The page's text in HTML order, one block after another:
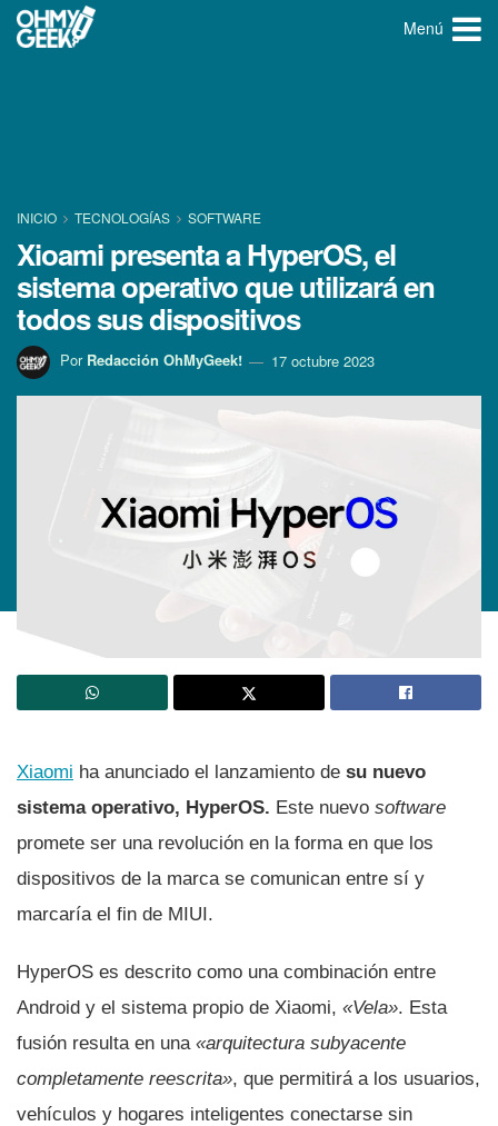
Menú
INICIO TECNOLOGÍ­AS SOFTWARE
Xioami presenta a HyperOS, el
sistema operativo que utilizará en
todos sus dispositivos
Por Redacción OhMyGeek! 17 octubre 2023
Xiaomi ha anunciado el lanzamiento de su nuevo
sistema operativo, HyperOS. Este nuevo software
promete ser una revolución en la forma en que los
dispositivos de la marca se comunican entre sí y
marcaría el fin de MIUI.
HyperOS es descrito como una combinación entre
Android y el sistema propio de Xiaomi, «Vela». Esta
fusión resulta en una «arquitectura subyacente
completamente reescrita», que permitirá a los usuarios,
vehículos y hogares inteligentes conectarse sin